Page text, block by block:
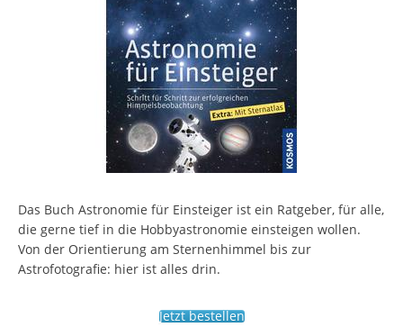
Das Buch Astronomie für Einsteiger ist ein Ratgeber, für alle,
die gerne tief in die Hobbyastronomie einsteigen wollen.
Von der Orientierung am Sternenhimmel bis zur
Astrofotografie: hier ist alles drin.
Jetzt bestellen